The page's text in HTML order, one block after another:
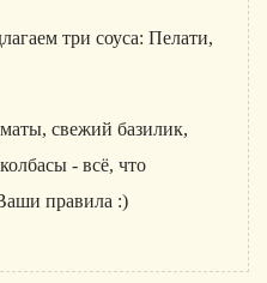
три соуса: Пелати,
свежий базилик,
- всё, что
правила :)